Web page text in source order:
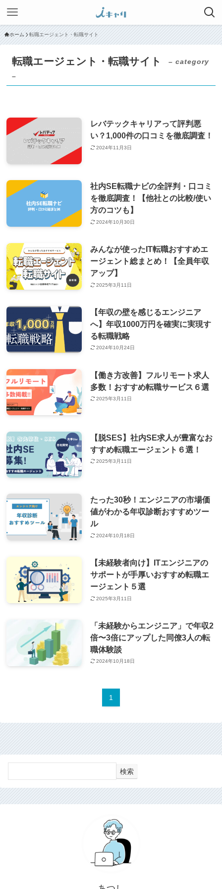
ホーム 転職エージェント・転職サイト
転職エージェント・転職サイト
– category
–
レバテックキャリアって評判悪
い？1,000件の口コミを徹底調査！
2024年11月3日
社内SE転職ナビの全評判・口コミ
を徹底調査！【他社との比較/使い
方のコツも】
2024年10月30日
みんなが使ったIT転職おすすめエ
ージェント総まとめ！【全員年収
アップ】
2025年3月11日
【年収の壁を感じるエンジニア
へ】年収1000万円を確実に実現す
る転職戦略
2024年10月24日
【働き方改善】フルリモート求人
多数！おすすめ転職サービス６選
2025年3月11日
【脱SES】社内SE求人が豊富なお
すすめ転職エージェント６選！
2025年3月11日
たった30秒！エンジニアの市場価
値がわかる年収診断おすすめツー
ル
2024年10月18日
【未経験者向け】ITエンジニアの
サポートが手厚いおすすめ転職エ
ージェント５選
2025年3月11日
「未経験からエンジニア」で年収2
倍〜3倍にアップした同僚3人の転
職体験談
2024年10月18日
1
検索